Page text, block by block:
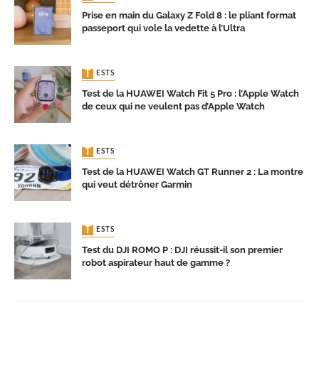
Prise en main du Galaxy Z Fold 8 : le pliant format
passeport qui vole la vedette à l’Ultra
TESTS
Test de la HUAWEI Watch Fit 5 Pro : l’Apple Watch
de ceux qui ne veulent pas d’Apple Watch
TESTS
Test de la HUAWEI Watch GT Runner 2 : La montre
qui veut détrôner Garmin
TESTS
Test du DJI ROMO P : DJI réussit-il son premier
robot aspirateur haut de gamme ?